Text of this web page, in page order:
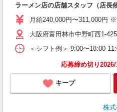
ラーメン店の店舗スタッフ（店長
月給240,000円〜311,000円
大阪府富田林市中野町西1-425
＜シフト例＞ 9:00〜18:00
応募締め切り
キープ
株式